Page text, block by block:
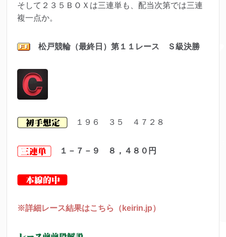
そして２３５ＢＯＸは三連単も、配当次第では三連
複一点か。
松戸競輪（最終日）第１１ レース Ｓ級決勝
１９６ ３５ ４７２８
１－７－９ ８，４８０円
※詳細レース結果はこちら（keirin.jp）